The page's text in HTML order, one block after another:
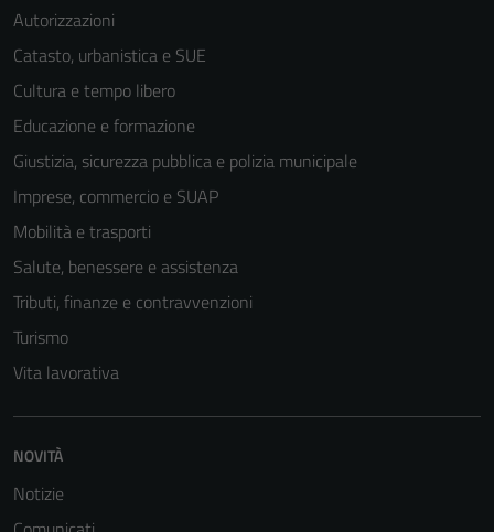
Autorizzazioni
Catasto, urbanistica e SUE
Cultura e tempo libero
Educazione e formazione
Giustizia, sicurezza pubblica e polizia municipale
Imprese, commercio e SUAP
Mobilità e trasporti
Salute, benessere e assistenza
Tributi, finanze e contravvenzioni
Turismo
Vita lavorativa
NOVITÀ
Notizie